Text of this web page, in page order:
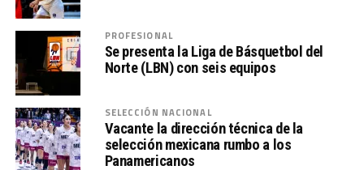
PROFESIONAL
Se presenta la Liga de Básquetbol del
Norte (LBN) con seis equipos
SELECCIÓN NACIONAL
Vacante la dirección técnica de la
selección mexicana rumbo a los
Panamericanos